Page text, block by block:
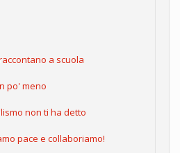
a scuola
po' meno
non ti ha detto
pace e collaboriamo!